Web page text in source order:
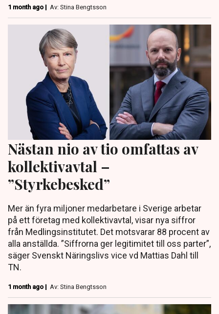
1 month ago | Av: Stina Bengtsson
Nästan nio av tio omfattas av
kollektivavtal –
”Styrkebesked”
Mer än fyra miljoner medarbetare i Sverige arbetar
på ett företag med kollektivavtal, visar nya siffror
från Medlingsinstitutet. Det motsvarar 88 procent av
alla anställda. ”Siffrorna ger legitimitet till oss parter”,
säger Svenskt Näringslivs vice vd Mattias Dahl till
TN.
1 month ago | Av: Stina Bengtsson